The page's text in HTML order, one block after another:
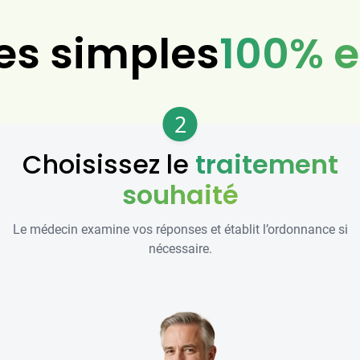
simples100%
2
Choisissez le traitement
souhaité
Le médecin examine vos réponses et établit l’ordonnance si
nécessaire.